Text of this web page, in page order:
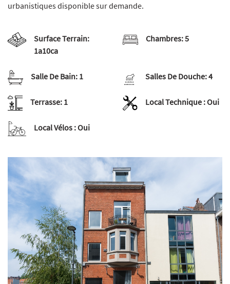
urbanistiques disponible sur demande.
Surface Terrain:
1a10ca
Chambres:5
Salle De Bain:1 Salles De Douche:4
Terrasse: 1 Local Technique :Oui
Local Vélos :Oui